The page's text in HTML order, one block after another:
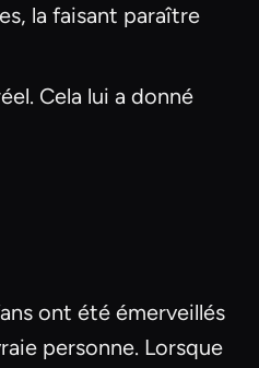
la faisant paraître
Cela lui a donné
ont été émerveillés
personne. Lorsque